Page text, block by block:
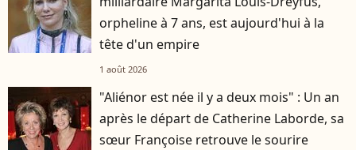
orpheline à 7 ans, est aujourd'hui à la
tête d'un empire
1 août 2026
"Aliénor est née il y a deux mois" : Un an
après le départ de Catherine Laborde, sa
sœur Françoise retrouve le sourire